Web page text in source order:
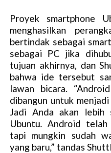
Proyek smartphone
menghasilkan
bertindak sebagai
sebagai PC jika
tujuan akhirnya, dan
bahwa ide tersebut
lawan bicara.
dibangun untuk
Jadi Anda akan lebih
Ubuntu. Android
tapi mungkin sudah
yang baru,” tandas